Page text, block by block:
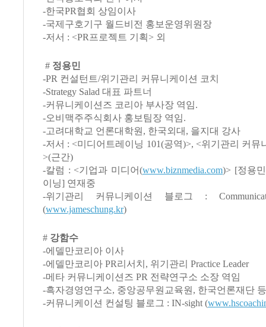
-한국PR협회 상임이사
-국제구호기구 월드비전 홍보운영위원장
-저서 : <PR프로젝트 기획> 외
# 정용민
-PR 컨설턴트/위기관리 커뮤니케이션 코치
-Strategy Salad 대표 파트너
-커뮤니케이션즈 코리아 부사장 역임.
-오비맥주주식회사 홍보팀장 역임.
-고려대학교 언론대학원, 한국외대, 을지대 강사
-저서 : <미디어트레이닝 101(공역)>, <위기관리 커뮤
>(근간)
-칼럼 : <기업과 미디어(www.biznmedia.com)> [정용
이닝] 연재중
-위기관리 커뮤니케이션 블로그 :
(www.jameschung.kr)
# 강함수
-에델만코리아 이사
-에델만코리아 PR리서치, 위기관리 Practice Leader
-메타 커뮤니케이션즈 PR 전략연구소 소장 역임
-흑자경영연구소, 중앙공무원교육원, 한국언론재단
-커뮤니케이션 컨설팅 블로그 : IN-sight (